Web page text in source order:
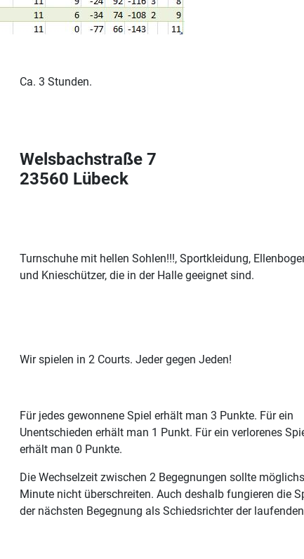
Ca. 3 Stunden.
Welsbachstraße 7
23560 Lübeck
Turnschuhe mit hellen Sohlen!!!, Sportkleidung,
und Knieschützer, die in der Halle geeignet sind.
Wir spielen in 2 Courts. Jeder gegen Jeden!
Für jedes gewonnene Spiel erhält man 3 Punkte. Für ein
Unentschieden erhält man 1 Punkt. Für ein verlorenes
erhält man 0 Punkte.
Die Wechselzeit zwischen 2 Begegnungen sollte
Minute nicht überschreiten. Auch deshalb fungieren die
der nächsten Begegnung als Schiedsrichter der